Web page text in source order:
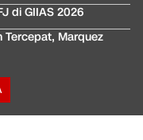
di GIIAS 2026
Tercepat, Marquez